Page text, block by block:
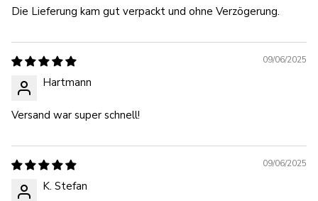
Die Lieferung kam gut verpackt und ohne Verzögerung.
09/06/2025
Hartmann
Versand war super schnell!
09/06/2025
K. Stefan